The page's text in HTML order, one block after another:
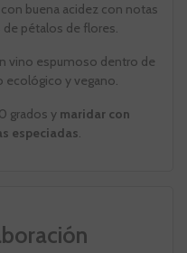
con buena acidez con notas
pétalos de flores.
vino espumoso dentro de
ecológico y vegano.
grados y maridar con
especiadas.